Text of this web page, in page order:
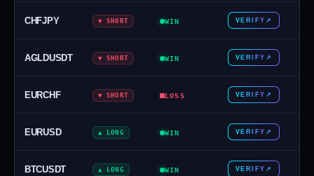
CHFJPY ▼ SHORT WIN VERIFY ↗
AGLDUSDT ▼ SHORT WIN VERIFY ↗
EURCHF ▼ SHORT LOSS VERIFY ↗
EURUSD ▲ LONG WIN VERIFY ↗
BTCUSDT ▲ LONG WIN VERIFY ↗